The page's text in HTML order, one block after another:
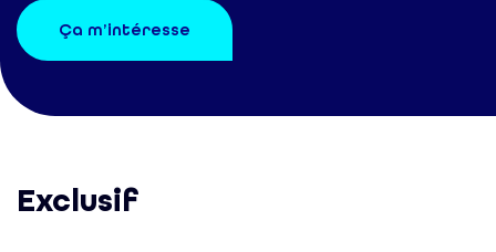
Ça m’intéresse
Exclusif